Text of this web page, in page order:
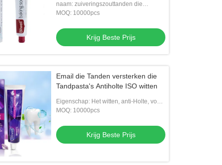
naam: zuiveringszouttanden die
Tandpasta's witten
MOQ: 10000pcs
Krijg Beste Prijs
Email die Tanden versterken die
Tandpasta's Antiholte ISO witten
Eigenschap: Het witten, anti-Holte, voor
Gevoelige Tanden, het Mondelinge
MOQ: 10000pcs
Krijg Beste Prijs